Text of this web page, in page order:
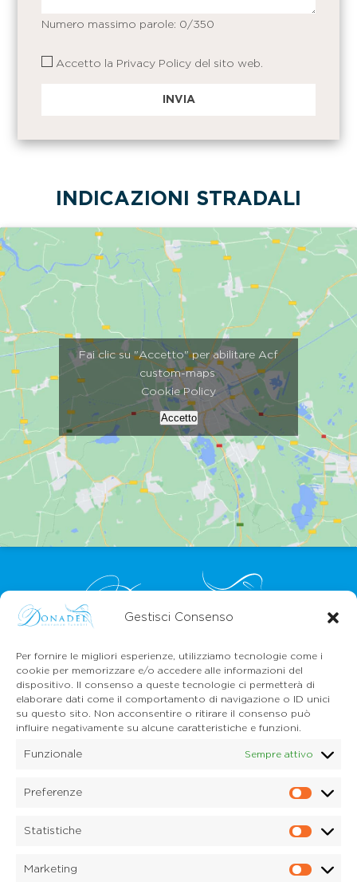
Gestisci Consenso
Per fornire le migliori esperienze, utilizziamo tecnologie come i
cookie per memorizzare e/o accedere alle informazioni del
dispositivo. Il consenso a queste tecnologie ci permetterà di
elaborare dati come il comportamento di navigazione o ID unici
su questo sito. Non acconsentire o ritirare il consenso può
influire negativamente su alcune caratteristiche e funzioni.
Funzionale Sempre attivo
Preferenze
Statistiche
Marketing
Numero massimo parole: 0/350
Accetto la Privacy Policy del sito web.
INDICAZIONI STRADALI
Fai clic su "Accetto" per abilitare Acf
custom-maps
Cookie Policy
Accetto
CONTATTI
Mail:info@onoranzefunebridonadel.it
Cell.336 200212
Cell.349 3056496
Sedico Belluno, Ponte nelle Alpi, Santa Giustina